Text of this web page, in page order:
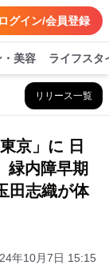
ログイン/会員登録
・美容 ライフスタ
リリース一覧
京」に 日
内障早期
田志織が体
年10月7日 15:15